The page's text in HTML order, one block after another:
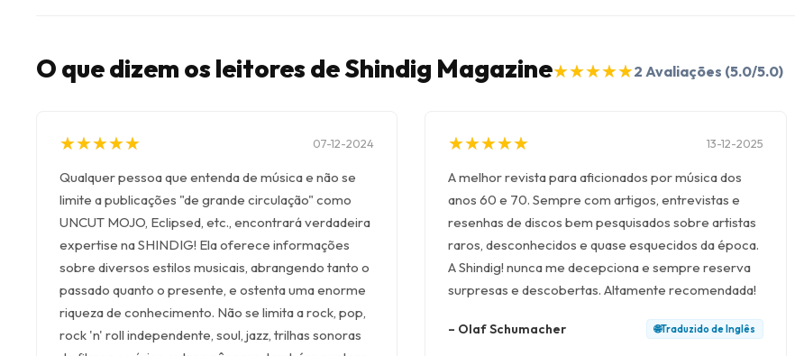
O que dizem os leitores de Shindig Magazine★
★★
★★
★★
★★
★2 Avaliações (5.0/5.0)
★
★★
★★
★★
★★
★ 07-12-2024
Qualquer pessoa que entenda de música e não se
limite a publicações "de grande circulação" como
UNCUT MOJO, Eclipsed, etc., encontrará verdadeira
expertise na SHINDIG! Ela oferece informações
sobre diversos estilos musicais, abrangendo tanto o
passado quanto o presente, e ostenta uma enorme
riqueza de conhecimento. Não se limita a rock, pop,
rock 'n' roll independente, soul, jazz, trilhas sonoras
★
★★
★★
★★
★★
★ 13-12-2025
A melhor revista para aficionados por música dos
anos 60 e 70. Sempre com artigos, entrevistas e
resenhas de discos bem pesquisados ​​sobre artistas
raros, desconhecidos e quase esquecidos da época.
A Shindig! nunca me decepciona e sempre reserva
surpresas e descobertas. Altamente recomendada!
– Olaf Schumacher 🌐Traduzido de Inglês